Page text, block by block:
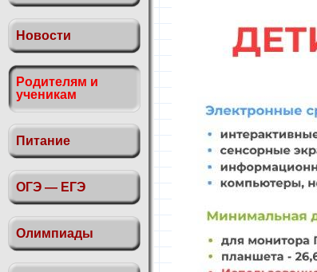
Новости
Родителям и
ученикам
Питание
ОГЭ — ЕГЭ
Олимпиады